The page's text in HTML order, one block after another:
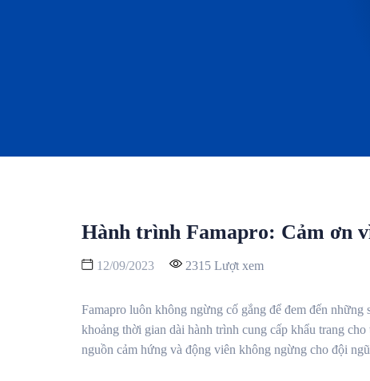
Hành trình Famapro: Cảm ơn
12/09/2023 2315 Lượt xem
Famapro luôn không ngừng cố gắng để đem đến
khoảng thời gian dài hành trình cung cấp khẩu trang
nguồn cảm hứng và động viên không ngừng cho đội